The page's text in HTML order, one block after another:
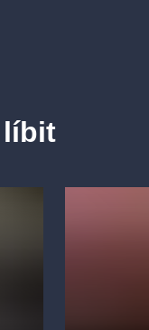
líbit